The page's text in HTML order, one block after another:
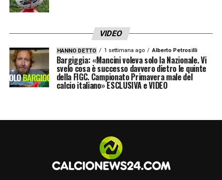
VIDEO
HANNO DETTO 1 settimana ago Alberto Petrosilli
Bargiggia: «Mancini voleva solo la Nazionale. Vi
svelo cosa è successo davvero dietro le quinte
della FIGC. Campionato Primavera male del
calcio italiano» ESCLUSIVA e VIDEO